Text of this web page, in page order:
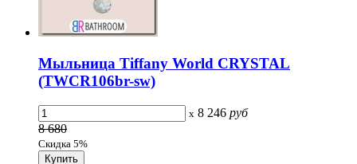
Мыльница Tiffany World CRYSTAL
(TWCR106br-sw)
x 8 246 руб
8 680
Скидка 5%